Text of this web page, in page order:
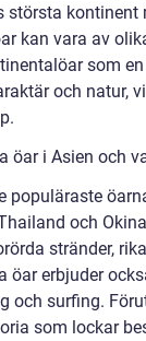
största kontinent
kan vara av
som
och natur,
öar i Asien och
populäraste
och
stränder,
öar erbjuder
och surfing.
som lockar